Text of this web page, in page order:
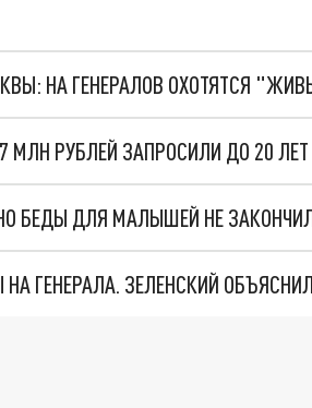
НА ГЕНЕРАЛОВ ОХОТЯТСЯ
МЛН РУБЛЕЙ ЗАПРОСИЛИ ДО 20
БЕДЫ ДЛЯ МАЛЫШЕЙ НЕ